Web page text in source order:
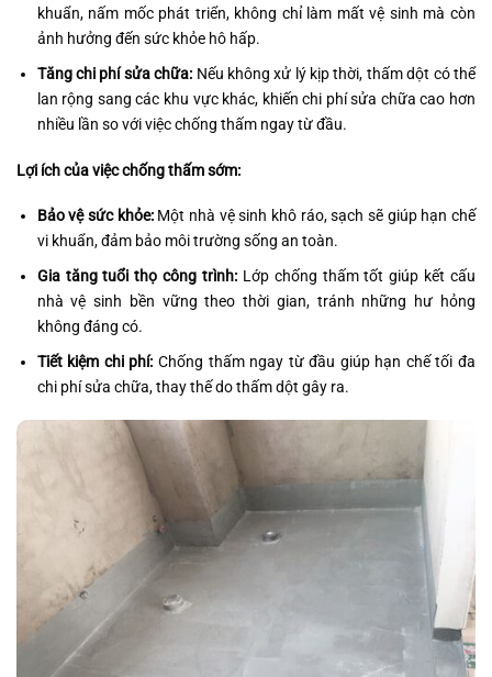
khuẩn, nấm mốc phát triển, không chỉ làm mất vệ sinh mà còn
ảnh hưởng đến sức khỏe hô hấp.
Tăng chi phí sửa chữa: Nếu không xử lý kịp thời, thấm dột có thể
lan rộng sang các khu vực khác, khiến chi phí sửa chữa cao hơn
nhiều lần so với việc chống thấm ngay từ đầu.
Lợi ích của việc chống thấm sớm:
Bảo vệ sức khỏe: Một nhà vệ sinh khô ráo, sạch sẽ giúp hạn chế
vi khuẩn, đảm bảo môi trường sống an toàn.
Gia tăng tuổi thọ công trình: Lớp chống thấm tốt giúp kết cấu
nhà vệ sinh bền vững theo thời gian, tránh những hư hỏng
không đáng có.
Tiết kiệm chi phí: Chống thấm ngay từ đầu giúp hạn chế tối đa
chi phí sửa chữa, thay thế do thấm dột gây ra.